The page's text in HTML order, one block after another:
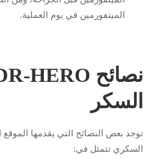
الميتفورمين في يوم العملية.
السكر
توجد بعض النصائح التي يقدمها الموقع
السكري تتمثل في: